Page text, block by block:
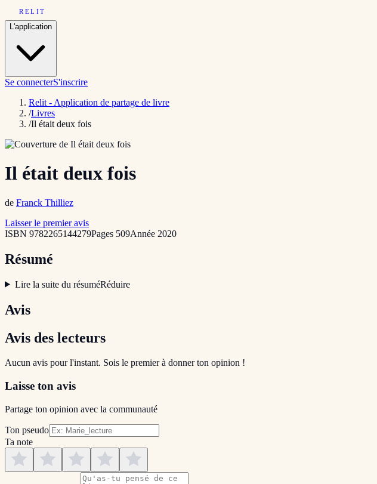
RELIT
L'application
Se connecterS'inscrire
Relit - Application de partage de livre
/Livres
/Il était deux fois
Il était deux fois
de Franck Thilliez
Laisser le premier avis
ISBN 9782265144279Pages 509Année 2020
Résumé
Lire la suite du résuméRéduire
Avis
Avis des lecteurs
Aucun avis pour l'instant. Sois le premier à donner ton opinion !
Laisse ton avis
Partage ton opinion avec la communauté
Ton pseudo
Ta note